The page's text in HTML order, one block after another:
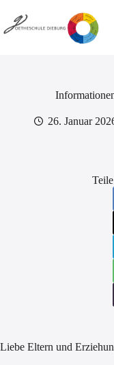
Inhalt
springen
26. Januar
Liebe Eltern und